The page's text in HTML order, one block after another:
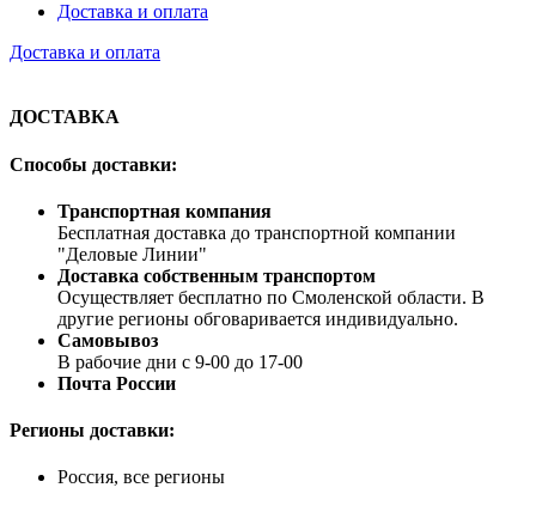
Доставка и оплата
Доставка и оплата
ДОСТАВКА
Способы доставки:
Транспортная компания
Бесплатная доставка до транспортной компании
"Деловые Линии"
Доставка собственным транспортом
Осуществляет бесплатно по Смоленской области. В
другие регионы обговаривается индивидуально.
Самовывоз
В рабочие дни с 9-00 до 17-00
Почта России
Регионы доставки:
Россия, все регионы